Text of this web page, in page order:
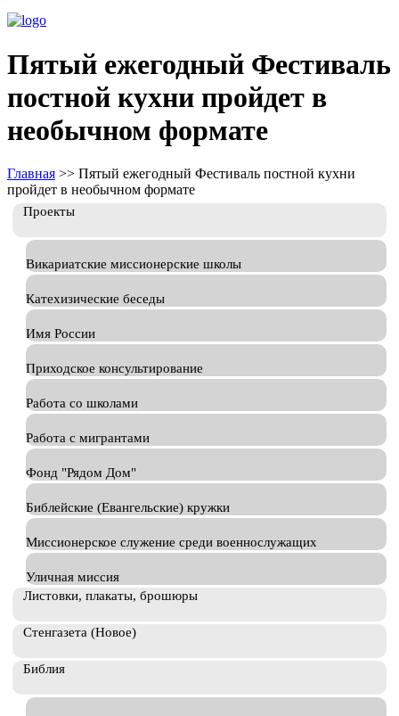
Пятый ежегодный Фестиваль
постной кухни пройдет в
необычном формате
Главная >> Пятый ежегодный Фестиваль постной кухни
пройдет в необычном формате
Проекты
Викариатские миссионерские школы
Катехизические беседы
Имя России
Приходское консультирование
Работа со школами
Работа с мигрантами
Фонд "Рядом Дом"
Библейские (Евангельские) кружки
Миссионерское служение среди военнослужащих
Уличная миссия
Листовки, плакаты, брошюры
Стенгазета (Новое)
Библия